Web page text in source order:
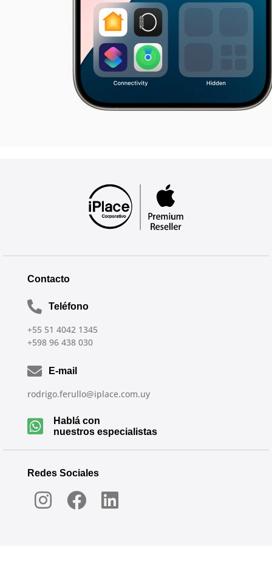
Contacto
Teléfono
+55 51 4042 1345
+598 96 438 030
E-mail
rodrigo.ferullo@iplace.com.uy
Hablá con
nuestros especialistas
Redes Sociales